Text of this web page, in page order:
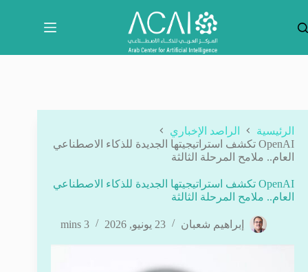
المحتوى
الرئيسية
الراصد الإخباري
OpenAI تكشف استراتيجيتها الجديدة للذكاء الاصطناعي
العام.. ملامح المرحلة الثالثة
OpenAI تكشف استراتيجيتها الجديدة للذكاء الاصطناعي
العام.. ملامح المرحلة الثالثة
إبراهيم شعبان 23 يونيو, 2026 3 mins